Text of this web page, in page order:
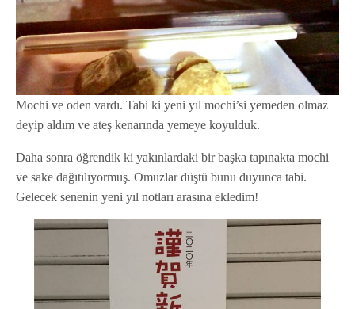
Mochi ve oden vardı. Tabi ki yeni yıl mochi’si yemeden olmaz
deyip aldım ve ateş kenarında yemeye koyulduk.
Daha sonra öğrendik ki yakınlardaki bir başka tapınakta mochi
ve sake dağıtılıyormuş. Omuzlar düştü bunu duyunca tabi.
Gelecek senenin yeni yıl notları arasına ekledim!